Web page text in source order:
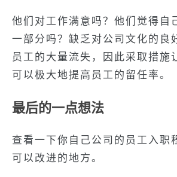
他们对工作满意吗？他们觉得自
一部分吗？缺乏对公司文化的良
员工的大量流失，因此采取措施
可以极大地提高员工的留任率。
最后的一点想法
查看一下你自己公司的员工入职
可以改进的地方。